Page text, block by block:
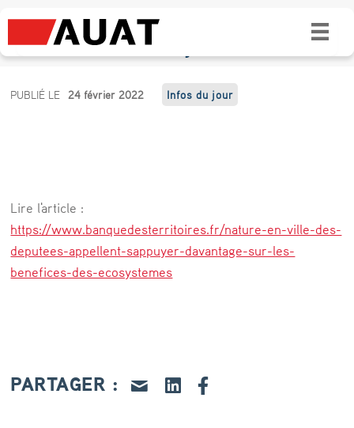
Nature en ville : s’appuyer davantage sur
les bénéfices des écosystèmes
N
r
e
e
n
l
PUBLIÉ LE 24 février 2022 Infos du jour
Lire l'article :
https://www.banquedesterritoires.fr/nature-en-ville-des-
deputees-appellent-sappuyer-davantage-sur-les-
benefices-des-ecosystemes
PARTAGER :